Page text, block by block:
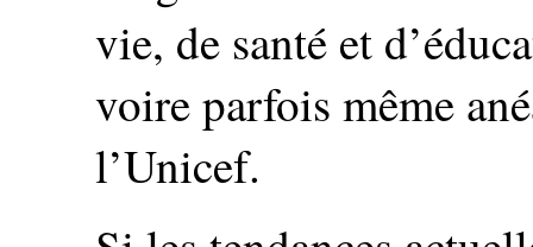
vie, de santé et
voire parfois même
l’Unicef.